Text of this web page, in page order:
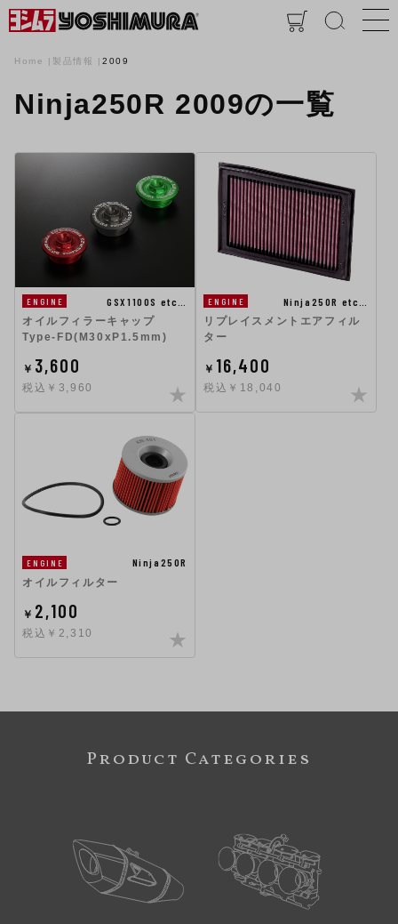
Home 製品情報 2009
Ninja250R 2009の一覧
ENGINE
GSX1100S etc…
オイルフィラーキャップ
Type-FD(M30xP1.5mm)
￥ 3,600
税込￥3,960
ENGINE
Ninja250R etc…
リプレイスメントエアフィル
ター
￥ 16,400
税込￥18,040
ENGINE
Ninja250R
オイルフィルター
￥ 2,100
税込￥2,310
Product Categories